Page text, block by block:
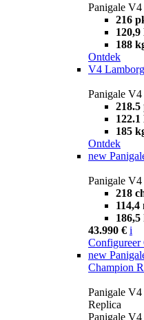
Panigale
216
188
Ontdek
V4
Panigale
218.5
185
Ontdek
new
Panigale V4
218
114,4
186,5
43.990 € i
Configureer
new
Champion
Panigale
Replica
Panigale